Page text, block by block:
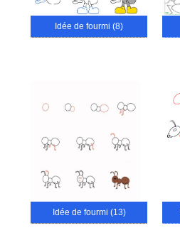
Idée de fourmi (8)
Idée de fourmi (13)